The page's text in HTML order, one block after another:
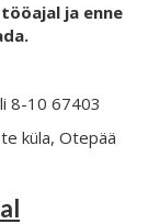
ja enne
8-10 67403
küla, Otepää